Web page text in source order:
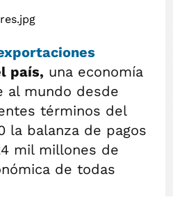
país, una economía
al mundo desde
términos del
la balanza de pagos
mil millones de
de todas